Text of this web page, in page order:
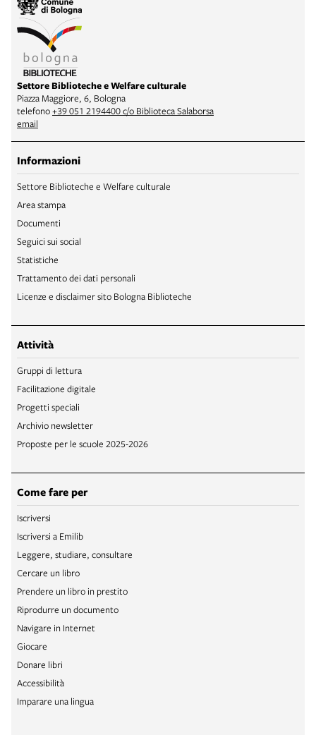
Settore Biblioteche e Welfare culturale
Piazza Maggiore, 6, Bologna
telefono+39 051 2194400 c/o Biblioteca Salaborsa
email
Informazioni
Settore Biblioteche e Welfare culturale
Area stampa
Documenti
Seguici sui social
Statistiche
Trattamento dei dati personali
Licenze e disclaimer sito Bologna Biblioteche
Attività
Gruppi di lettura
Facilitazione digitale
Progetti speciali
Archivio newsletter
Proposte per le scuole 2025-2026
Come fare per
Iscriversi
Iscriversi a Emilib
Leggere, studiare, consultare
Cercare un libro
Prendere un libro in prestito
Riprodurre un documento
Navigare in Internet
Giocare
Donare libri
Accessibilità
Imparare una lingua